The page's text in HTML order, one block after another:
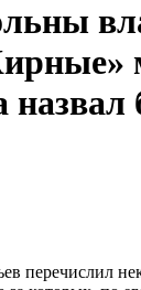
перечислил